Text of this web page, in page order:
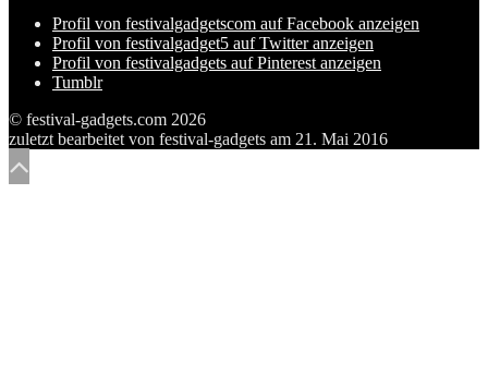
Profil von festivalgadgetscom auf Facebook anzeigen
Profil von festivalgadget5 auf Twitter anzeigen
Profil von festivalgadgets auf Pinterest anzeigen
Tumblr
© festival-gadgets.com 2026
zuletzt bearbeitet von festival-gadgets am 21. Mai 2016